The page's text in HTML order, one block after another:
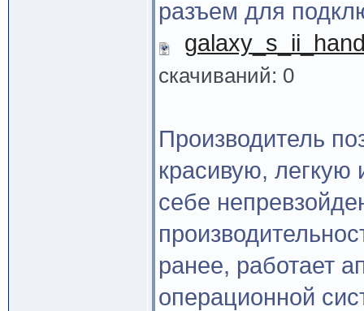
разъем для
скачиваний: 0
Производитель
красивую, легкую
себе
ранее, работает
операционной